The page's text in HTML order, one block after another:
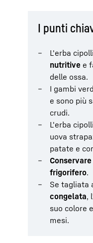
I punti
L'erba
nutritive e
delle ossa.
I gambi
e sono più
crudi.
L'erba
uova
patate e
frigorifero.
Se tagliata
congelata,
suo colore
mesi.